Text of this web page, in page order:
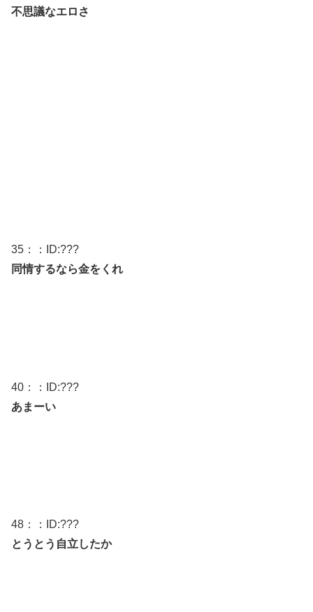
不思議なエロさ
35 ：：ID:???
同情するなら金をくれ
40 ：：ID:???
あまーい
48 ：：ID:???
とうとう自立したか